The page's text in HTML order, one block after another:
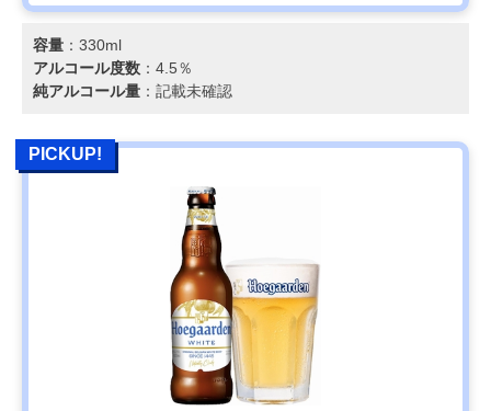
容量 ：330ml
アルコール度数 ：4.5％
純アルコール量 ：記載未確認
PICKUP!